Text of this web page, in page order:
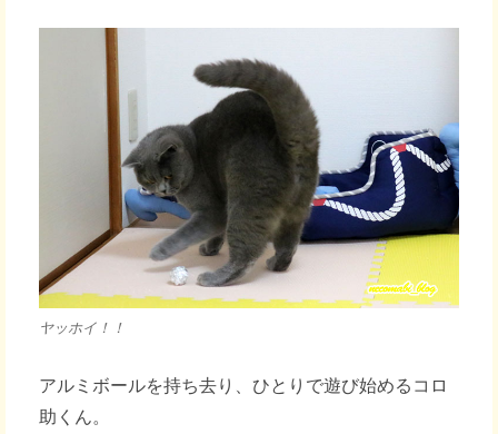
ヤッホイ！！
アルミボールを持ち去り、ひとりで遊び始めるコロ
助くん。